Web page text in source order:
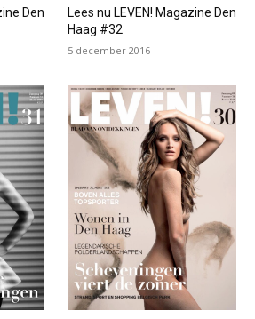
Den
Lees nu LEVEN! Magazine Den
Haag #32
5 december 2016